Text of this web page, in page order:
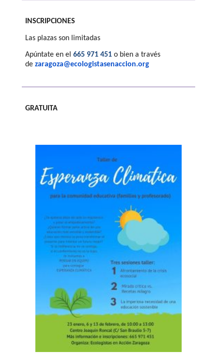
INSCRIPCIONES
Las plazas son limitadas
Apúntate en el 665 971 451 o bien a través
de zaragoza@ecologistasenaccion.org
GRATUITA